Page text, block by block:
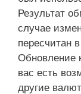
Результат
случае
пересчитан
Обновление
вас есть
другие